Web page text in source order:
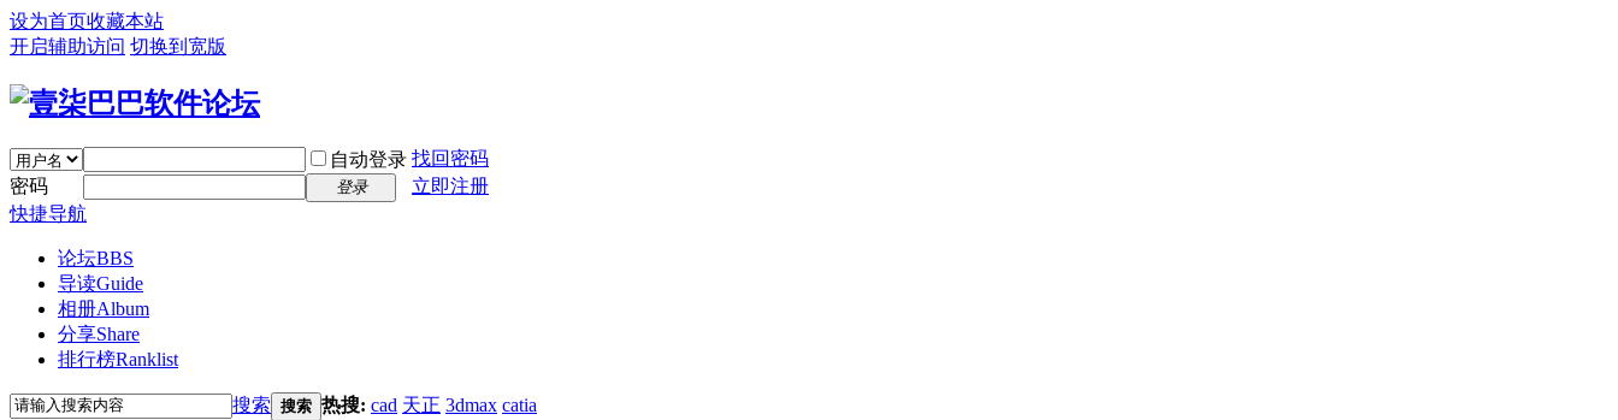
设为首页收藏本站
开启辅助访问 切换到宽版
自动登录 找回密码
密码
登录
立即注册
快捷导航
论坛BBS
导读Guide
相册Album
分享Share
排行榜Ranklist
搜索 搜索 热搜: cad 天正 3dmax catia